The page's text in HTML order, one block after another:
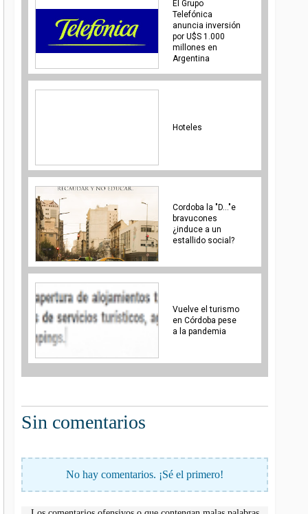
El Grupo
Telefónica
anuncia inversión
por U$S 1.000
millones en
Argentina
Hoteles
Cordoba la "D..."e
bravucones
¿induce a un
estallido social?
Vuelve el turismo
en Córdoba pese
a la pandemia
Sin comentarios
No hay comentarios. ¡Sé el primero!